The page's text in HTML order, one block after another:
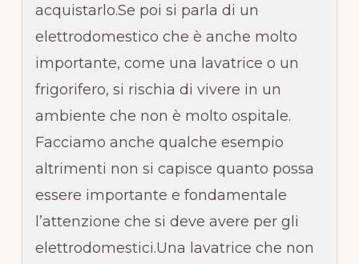
acquistarlo.Se poi si parla di un
elettrodomestico che è anche molto
importante, come una lavatrice o un
frigorifero, si rischia di vivere in un
ambiente che non è molto ospitale.
Facciamo anche qualche esempio
altrimenti non si capisce quanto possa
essere importante e fondamentale
l’attenzione che si deve avere per gli
elettrodomestici.Una lavatrice che non